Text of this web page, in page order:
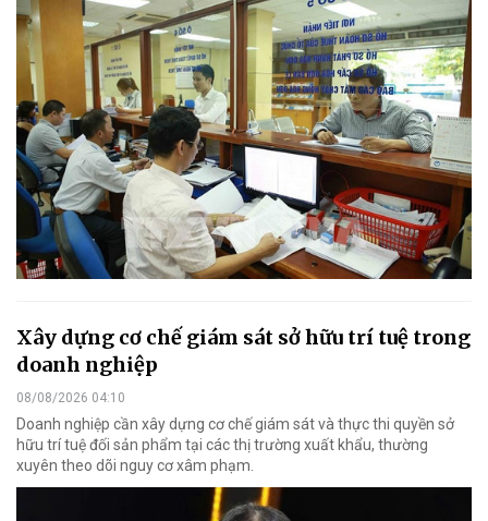
Xây dựng cơ chế giám sát sở hữu trí tuệ trong
doanh nghiệp
08/08/2026 04:10
Doanh nghiệp cần xây dựng cơ chế giám sát và thực thi quyền sở
hữu trí tuệ đối sản phẩm tại các thị trường xuất khẩu, thường
xuyên theo dõi nguy cơ xâm phạm.